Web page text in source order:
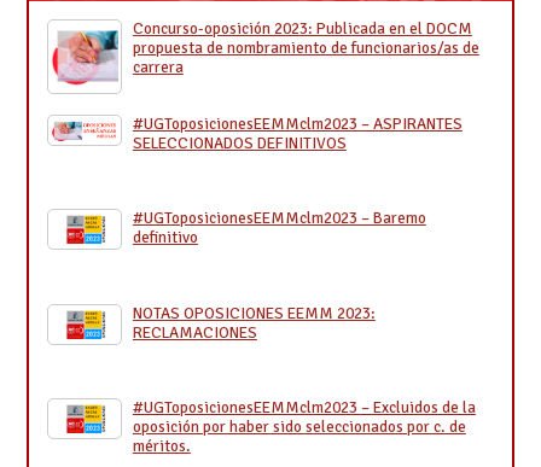
Concurso-oposición 2023: Publicada en el DOCM
propuesta de nombramiento de funcionarios/as de
carrera
#UGToposicionesEEMMclm2023 – ASPIRANTES
SELECCIONADOS DEFINITIVOS
#UGToposicionesEEMMclm2023 – Baremo
definitivo
NOTAS OPOSICIONES EEMM 2023:
RECLAMACIONES
#UGToposicionesEEMMclm2023 – Excluidos de la
oposición por haber sido seleccionados por c. de
méritos.